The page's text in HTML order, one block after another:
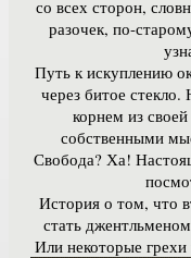
со всех сторон,
разочек, по-
Путь к искуплению
через битое
корнем из
собственными
Свобода? Ха!
История о том, что
стать
Или некоторые